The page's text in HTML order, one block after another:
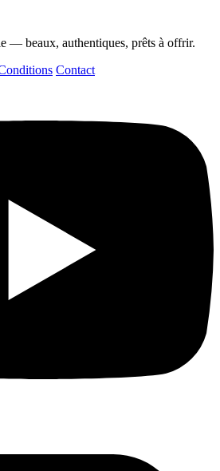
— beaux, authentiques, prêts à offrir.
Contact